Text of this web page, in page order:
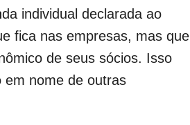
individual declarada ao
fica nas empresas, mas que
de seus sócios. Isso
em nome de outras